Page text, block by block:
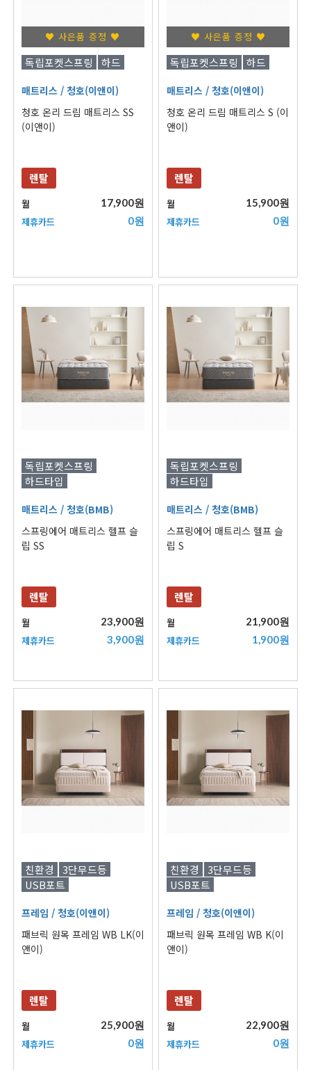
♥ 사은품 증정 ♥
독립포켓스프링 하드
매트리스 / 청호(이앤이)
청호 온리 드림 매트리스 SS
(이앤이)
렌탈
월 17,900원
제휴카드 0원
♥ 사은품 증정 ♥
독립포켓스프링 하드
매트리스 / 청호(이앤이)
청호 온리 드림 매트리스 S (이
앤이)
렌탈
월 15,900원
제휴카드 0원
독립포켓스프링
하드타입
매트리스 / 청호(BMB)
스프링에어 매트리스 헬프 슬
립 SS
렌탈
월 23,900원
제휴카드 3,900원
독립포켓스프링
하드타입
매트리스 / 청호(BMB)
스프링에어 매트리스 헬프 슬
립 S
렌탈
월 21,900원
제휴카드 1,900원
친환경
3단무드등
USB포트
프레임 / 청호(이앤이)
패브릭 원목 프레임 WB LK(이
앤이)
렌탈
월 25,900원
제휴카드 0원
친환경
3단무드등
USB포트
프레임 / 청호(이앤이)
패브릭 원목 프레임 WB K(이
앤이)
렌탈
월 22,900원
제휴카드 0원